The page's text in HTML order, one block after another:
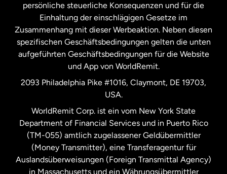
Schweden
Spanien
Vereinigte Staaten English
Vereinigte Staaten
Vereinigtes Königreich
persönliche steuerliche Konsequenzen und für die
Einhaltung der einschlägigen Gesetze im
Zusammenhang mit dieser Werbeaktion. Neben diesen
spezifischen Geschäftsbedingungen gelten die unten
aufgeführten Geschäftsbedingungen für die Website
und App von WorldRemit.
2093 Philadelphia Pike #1016, Claymont, DE 19703,
USA.
WorldRemit Corp. ist ein vom New York State
Department of Financial Services und in Puerto Rico
(TM-055) amtlich zugelassener Geldübermittler
(Money Transmitter), eine Transferagentur für
Auslandsüberweisungen (Foreign Transmittal Agency)
in Massachusetts und ein Währungsübermittler